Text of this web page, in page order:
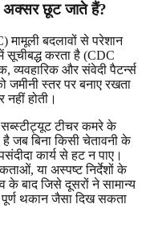
छूट जाते हैं?
मामूली बदलावों से परेशान
करता है (CDC
और संवेदी पैटर्न्स
स्तर पर बनाए रखता
होती।
टीचर कमरे के
जब बिना किसी चेतावनी के
कार्य से हट न पाए।
या अस्पष्ट निर्देशों के
के बाद जिसे दूसरों ने सामान्य
पूर्ण थकान जैसा दिख सकता